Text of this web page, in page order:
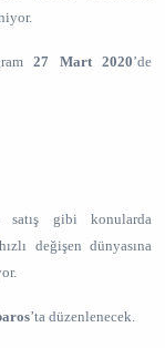
27 Mart 2020’de
satış gibi konularda
değişen dünyasına
’ta düzenlenecek.